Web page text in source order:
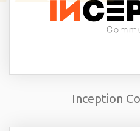
Inception